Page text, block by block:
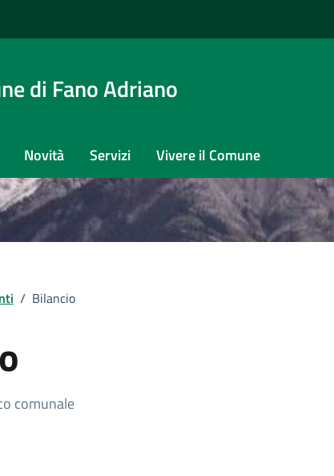
di Fano Adriano
Novità Servizi Vivere il Comune
/ Bilancio
notizia
comunale